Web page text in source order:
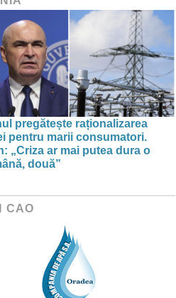
pregătește raționalizarea
pentru marii consumatori.
„Criza ar mai putea dura o
două”
CAO